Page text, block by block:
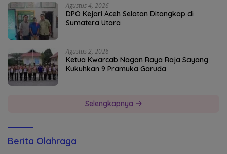
Agustus 4, 2026
DPO Kejari Aceh Selatan Ditangkap di
Sumatera Utara
Agustus 2, 2026
Ketua Kwarcab Nagan Raya Raja Sayang
Kukuhkan 9 Pramuka Garuda
Selengkapnya
Berita Olahraga